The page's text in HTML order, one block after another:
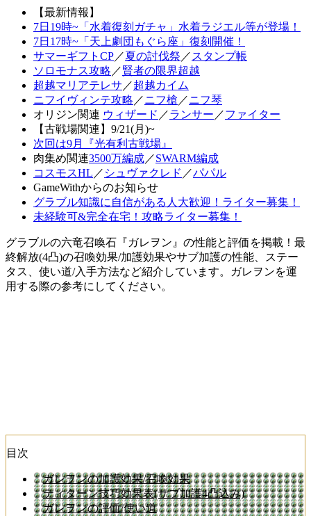
【最新情報】
7日19時~「水着復刻ガチャ」水着ラジエル等が登場！
7日17時~「天上劇団もぐら座」復刻開催！
サマーギフトCP／夏の討伐祭 ／ スタンプ帳
ソロモナス攻略 ／賢者の限界超越
超越マリアテレサ ／超越カイム
ニフイヴィンテ攻略 ／ニフ槍 ／ニフ琴
オリジン関連 ウィザード ／ランサー ／ファイター
【古戦場関連】9/21(月)~
次回は9月『光有利古戦場』
肉集め関連3500万編成／SWARM編成
コスモスHL ／ シュヴァクレド ／パパル
GameWithからのお知らせ
グラブル知識に自信がある人大歓迎！ライター募集！
未経験可&完全在宅！攻略ライター募集！
グラブルの六竜召喚石『ガレヲン』の性能と評価を掲載！最
終解放(4凸)の召喚効果/加護効果やサブ加護の性能、ステー
タス、使い道/入手方法など紹介しています。ガレヲンを運
用する際の参考にしてください。
目次
ガレヲンの加護効果/召喚効果
ティターン技巧効果表(サブ加護4凸込み)
ガレヲンの評価/使い道